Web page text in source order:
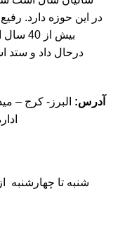
در این حوزه دارد.
بیش
درحال داد و ستد
آدرس: البرز- کرج –